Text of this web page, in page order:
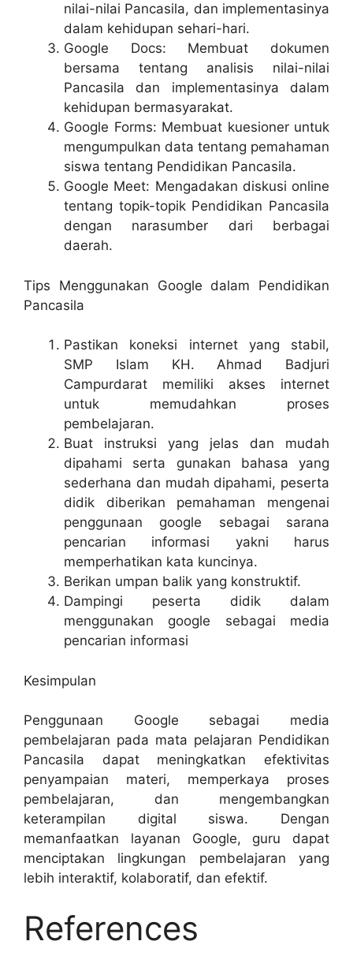
nilai-nilai Pancasila, dan implementasinya
dalam kehidupan sehari-hari.
Google Docs: Membuat dokumen
bersama tentang analisis nilai-nilai
Pancasila dan implementasinya dalam
kehidupan bermasyarakat.
Google Forms: Membuat kuesioner untuk
mengumpulkan data tentang pemahaman
siswa tentang Pendidikan Pancasila.
Google Meet: Mengadakan diskusi online
tentang topik-topik Pendidikan Pancasila
dengan narasumber dari berbagai
daerah.
Tips Menggunakan Google dalam Pendidikan
Pancasila
Pastikan koneksi internet yang stabil,
SMP Islam KH. Ahmad Badjuri
Campurdarat memiliki akses internet
untuk memudahkan proses
pembelajaran.
Buat instruksi yang jelas dan mudah
dipahami serta gunakan bahasa yang
sederhana dan mudah dipahami, peserta
didik diberikan pemahaman mengenai
penggunaan google sebagai sarana
pencarian informasi yakni harus
memperhatikan kata kuncinya.
Berikan umpan balik yang konstruktif.
Dampingi peserta didik dalam
menggunakan google sebagai media
pencarian informasi
Kesimpulan
Penggunaan Google sebagai media
pembelajaran pada mata pelajaran Pendidikan
Pancasila dapat meningkatkan efektivitas
penyampaian materi, memperkaya proses
pembelajaran, dan mengembangkan
keterampilan digital siswa. Dengan
memanfaatkan layanan Google, guru dapat
menciptakan lingkungan pembelajaran yang
lebih interaktif, kolaboratif, dan efektif.
References